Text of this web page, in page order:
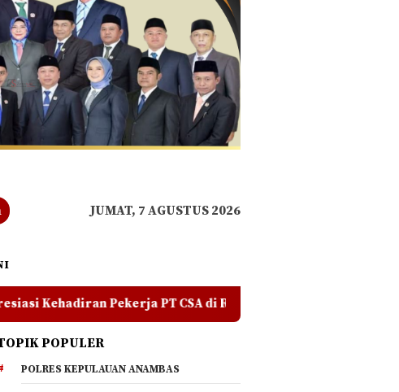
JUMAT, 7 AGUSTUS 2026
CSA di RDP, Tegaskan Jangan Ada yang Mengadu Domba
POPULER
POLRES KEPULAUAN ANAMBAS